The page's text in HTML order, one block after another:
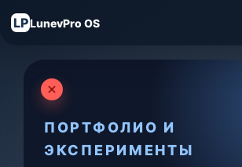
LPLunevPro OS
ПОРТФОЛИО И
ЭКСПЕРИМЕНТЫ